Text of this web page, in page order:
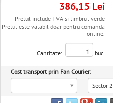
386,15 Lei
Pretul include TVA si timbrul verde
Pretul este valabil doar pentru comanda
online.
Cantitate: buc.
Cost transport prin Fan Courier:
Sector 2